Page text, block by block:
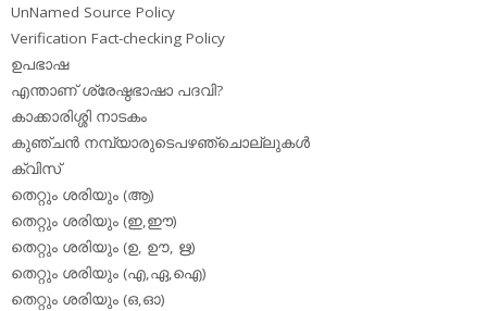
UnNamed Source Policy
Verification Fact-checking Policy
ഉപഭാഷ
എന്താണ് ശ്രേഷ്ഠഭാഷാ പദവി?
കാക്കാരിശ്ശി നാടകം
കുഞ്ചന്‍ നമ്പ്യാരുടെപഴഞ്ചൊല്ലുകള്‍
ക്വിസ്
തെറ്റും ശരിയും (ആ)
തെറ്റും ശരിയും (ഇ,ഈ)
തെറ്റും ശരിയും (ഉ, ഊ, ഋ)
തെറ്റും ശരിയും (എ,ഏ,ഐ)
തെറ്റും ശരിയും (ഒ,ഓ)